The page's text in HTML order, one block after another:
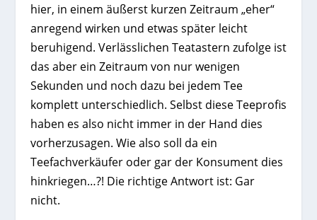
hier, in einem äußerst kurzen Zeitraum „eher“
anregend wirken und etwas später leicht
beruhigend. Verlässlichen Teatastern zufolge ist
das aber ein Zeitraum von nur wenigen
Sekunden und noch dazu bei jedem Tee
komplett unterschiedlich. Selbst diese Teeprofis
haben es also nicht immer in der Hand dies
vorherzusagen. Wie also soll da ein
Teefachverkäufer oder gar der Konsument dies
hinkriegen…?! Die richtige Antwort ist: Gar
nicht.